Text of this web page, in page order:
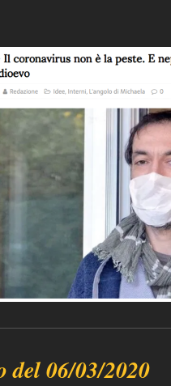
del 06/03/2020